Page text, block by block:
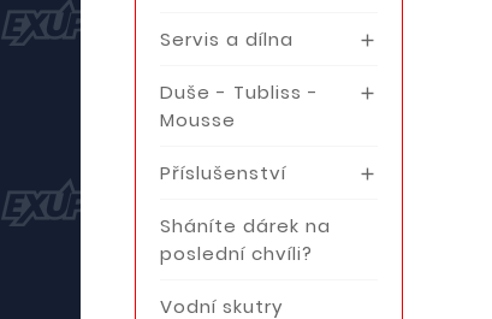
Servis a dílna 
Duše - Tubliss -
Mousse

Příslušenství 
Sháníte dárek na
poslední chvíli?
Vodní skutry